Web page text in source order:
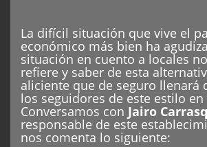
La difícil situación que vive el
económico más bien ha
situación en cuento a locales
refiere y saber de esta
aliciente que de seguro llenará
los seguidores de este estilo en
Conversamos con Jairo
responsable de este
nos comenta lo siguiente: